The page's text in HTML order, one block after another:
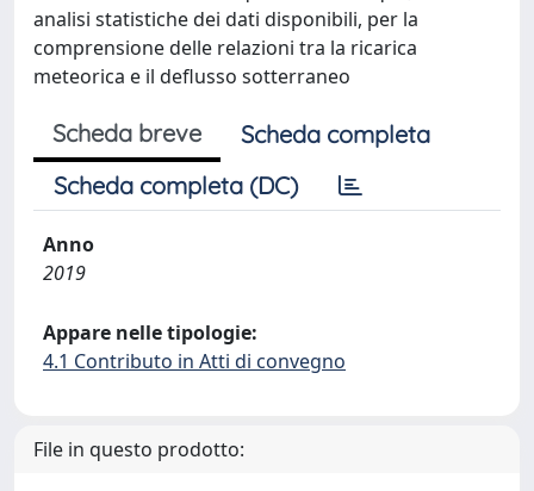
analisi statistiche dei dati disponibili, per la
comprensione delle relazioni tra la ricarica
meteorica e il deflusso sotterraneo
Scheda breve
Scheda completa
Scheda completa (DC)
Anno
2019
Appare nelle tipologie:
4.1 Contributo in Atti di convegno
File in questo prodotto: